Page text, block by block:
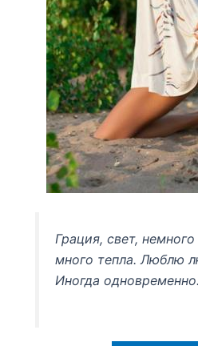
Грация, свет,
много тепла. Люблю
Иногда одновременно.